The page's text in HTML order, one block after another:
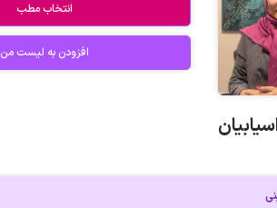
انتخاب مطب
افزودن به لیست من